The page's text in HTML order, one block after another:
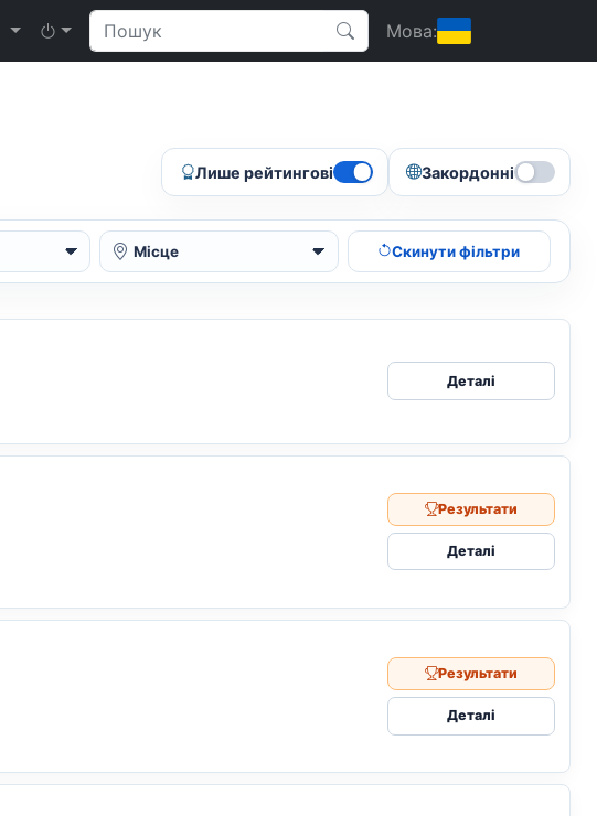
Мова:
Лише рейтингові Закордонні
Місце
Скинути фільтри
Деталі
Результати
Деталі
Результати
Деталі